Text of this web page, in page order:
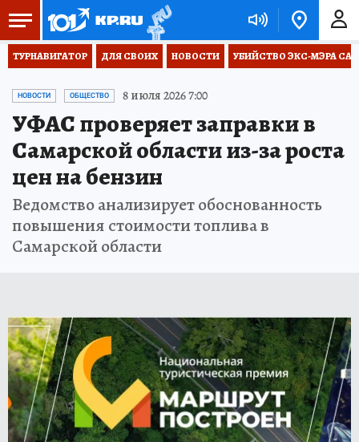
ТУРНАВИГАТОР ДЛЯ СВОИХ НОВОСТИ УБИЙСТВО ЭКС-МЭРА
НОВОСТИ ОБЩЕСТВО 8 июля 2026 7:00
УФАС проверяет заправки в
Самарской области из-за роста
цен на бензин
Ведомство анализирует обоснованность
повышения стоимости топлива в
Самарской области